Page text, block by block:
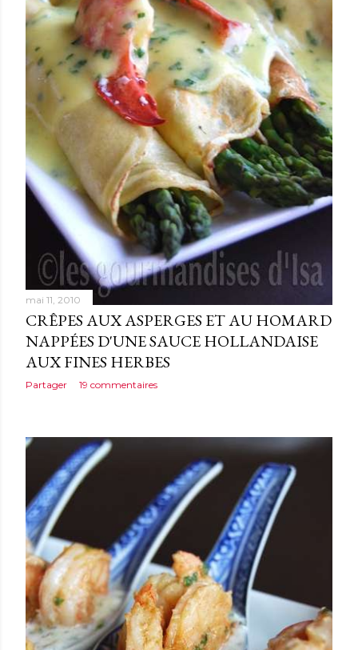
mai 11, 2010
CRÊPES AUX ASPERGES ET AU HOMARD
NAPPÉES D'UNE SAUCE HOLLANDAISE
AUX FINES HERBES
Partager 19 commentaires